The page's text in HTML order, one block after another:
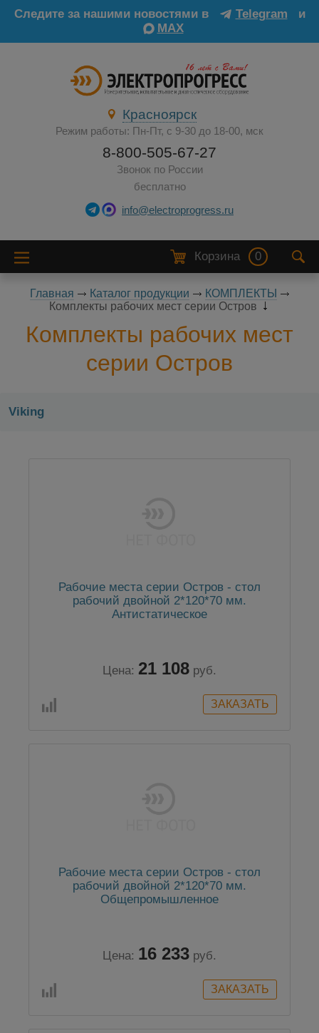
Следите за нашими новостями в Telegram
и
MAX
Красноярск
Режим работы: Пн-Пт, с 9-30 до 18-00, мск
8-800-505-67-27
Звонок по России
бесплатно
info@electroprogress.ru
Корзина 0
Главная Каталог продукции
КОМПЛЕКТЫ
Комплекты рабочих мест серии Остров
Комплекты рабочих мест
серии Остров
Viking
Рабочие места серии Остров - стол
рабочий двойной 2*120*70 мм.
Антистатическое
Цена: 21 108 руб.
Рабочие места серии Остров - стол
рабочий двойной 2*120*70 мм.
Общепромышленное
Цена: 16 233 руб.